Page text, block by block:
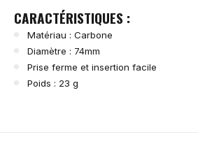
CARACTÉRISTIQUES :
Matériau : Carbone
Diamètre : 74mm
Prise ferme et insertion facile
Poids : 23 g